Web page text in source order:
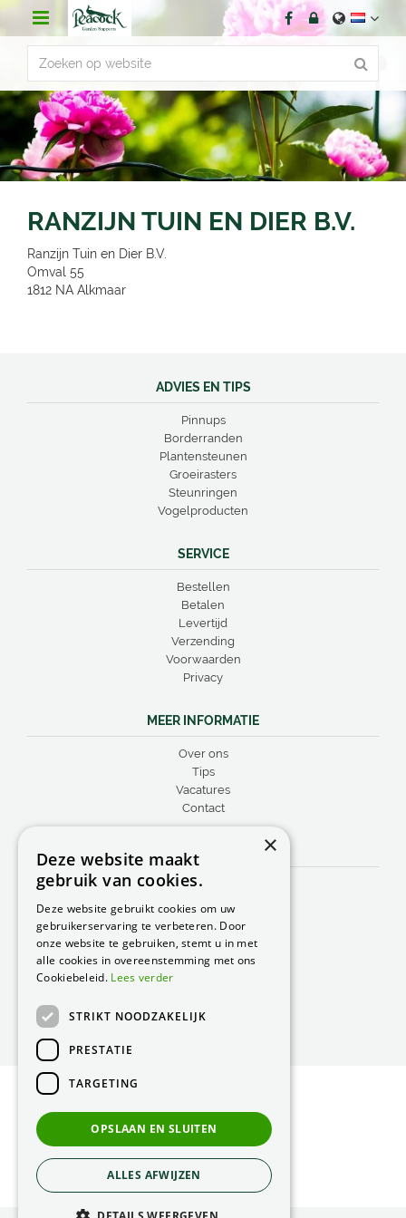
r
n
t
RANZIJN TUIN EN DIER B.V.
Ranzijn Tuin en Dier B.V.
Omval 55
1812 NA Alkmaar
ADVIES EN TIPS
Pinnups
Borderranden
Plantensteunen
Groeirasters
Steunringen
Vogelproducten
SERVICE
Bestellen
Betalen
Levertijd
Verzending
Voorwaarden
Privacy
MEER INFORMATIE
Over ons
Tips
Vacatures
Contact
CONTACT
Peacock Garden Supports
Industrieweg 22
5688 DP Oirschot
Nederland
T.0499 57 40 80
Privacy Statement
Green Solutions
×
Deze website maakt
gebruik van cookies.
Deze website gebruikt cookies om uw
gebruikerservaring te verbeteren. Door
onze website te gebruiken, stemt u in met
alle cookies in overeenstemming met ons
Cookiebeleid. Lees verder
STRIKT NOODZAKELIJK
PRESTATIE
TARGETING
OPSLAAN EN SLUITEN
ALLES AFWIJZEN